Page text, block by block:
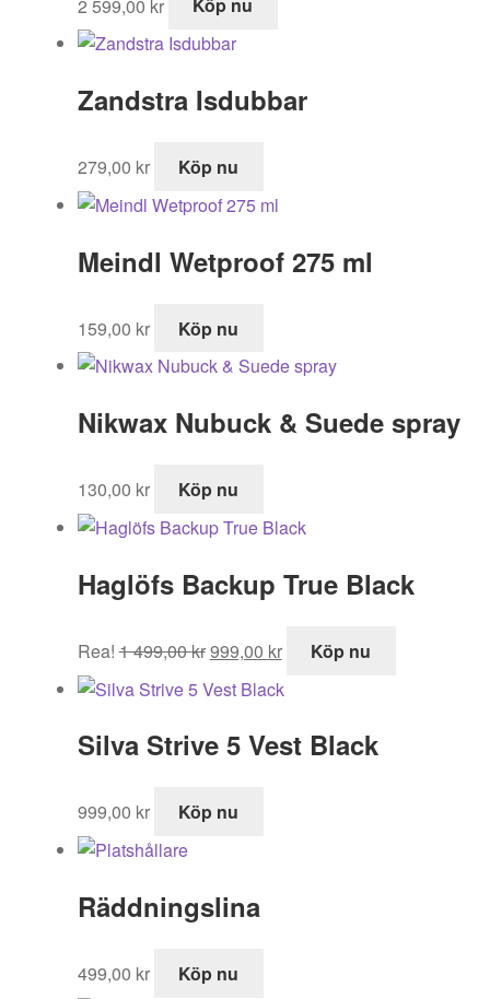
2 599,00 kr Köp nu
Zandstra Isdubbar
279,00 kr Köp nu
Meindl Wetproof 275 ml
159,00 kr Köp nu
Nikwax Nubuck & Suede spray
130,00 kr Köp nu
Haglöfs Backup True Black
Rea! 1 499,00kr
ursprungliga
priset
1
999,00 kr
nuvarande
priset
999,00 kr.
Köp nu
Silva Strive 5 Vest Black
999,00 kr Köp nu
Räddningslina
499,00 kr Köp nu